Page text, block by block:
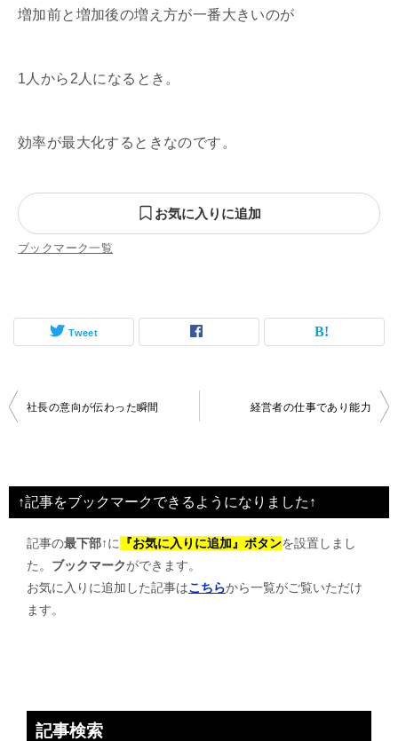
増加前と増加後の増え方が一番大きいのが
1人から2人になるとき。
効率が最大化するときなのです。
お気に入りに追加
ブックマーク一覧
Tweet
投
ビ
ゲ
社長の意向が伝わった瞬間 経営者の仕事であり能力
↑記事をブックマークできるようになりました↑
記事の最下部↑に 『お気に入りに追加』ボタンを設置しまし
た。 ブックマークができます。
お気に入りに追加した記事はこちらから一覧がご覧いただけ
ます。
記事検索